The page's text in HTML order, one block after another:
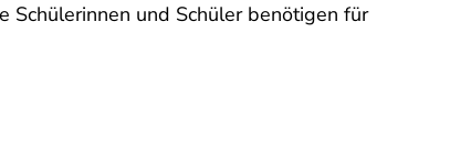
und Schüler benötigen für